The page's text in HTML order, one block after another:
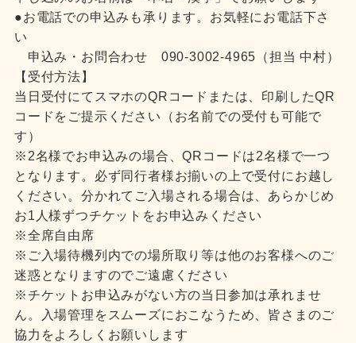
●お電話での申込みも承ります。お気軽にお電話下さ
い
申込み・お問合わせ 090-3002-4965（担当 中村）
【受付方法】
当日受付にてスマホのQRコードまたは、印刷したQR
コードをご提示ください（お名前での受付も可能で
す）
※2名様でお申込みの場合、QRコードは2名様で一つ
となります。必ず同行者様お揃いの上で受付にお越し
ください。分かれてご入場される場合は、あらかじめ
お1人様ずつチケットをお申込みください
※全席自由席
※ご入場待機列内での場所取り等は他のお客様へのご
迷惑となりますのでご遠慮ください
※チケットお申込みがない方の当日参加は承れませ
ん。入場管理をスムーズにおこなうため、皆さまのご
協力をよろしくお願いします